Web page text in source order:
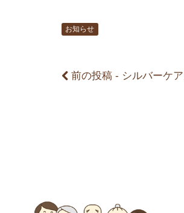
お知らせ
記
へ
ク
前の投稿 - シルバーケア九頭竜で無線